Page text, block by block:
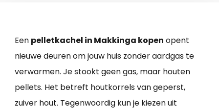
Een pelletkachel in Makkinga kopen opent
nieuwe deuren om jouw huis zonder aardgas te
verwarmen. Je stookt geen gas, maar houten
pellets. Het betreft houtkorrels van geperst,
zuiver hout. Tegenwoordig kun je kiezen uit